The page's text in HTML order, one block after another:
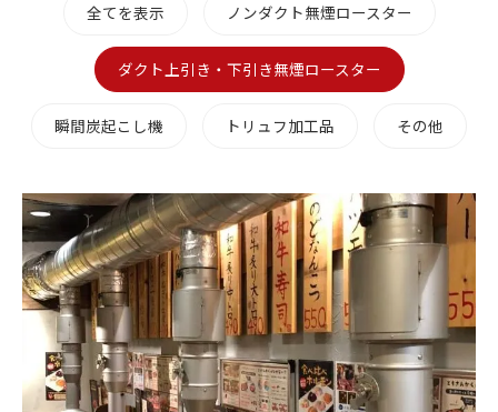
全てを表示 ノンダクト無煙ロースター
ダクト上引き・下引き無煙ロースター
瞬間炭起こし機 トリュフ加工品 その他